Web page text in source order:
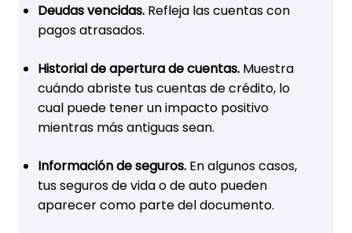
Deudas vencidas. Refleja las cuentas con
pagos atrasados.
Historial de apertura de cuentas. Muestra
cuándo abriste tus cuentas de crédito, lo
cual puede tener un impacto positivo
mientras más antiguas sean.
Información de seguros. En algunos casos,
tus seguros de vida o de auto pueden
aparecer como parte del documento.